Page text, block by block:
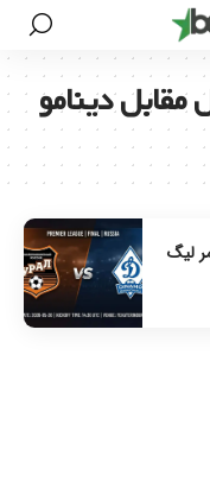
دینامو
لیگ